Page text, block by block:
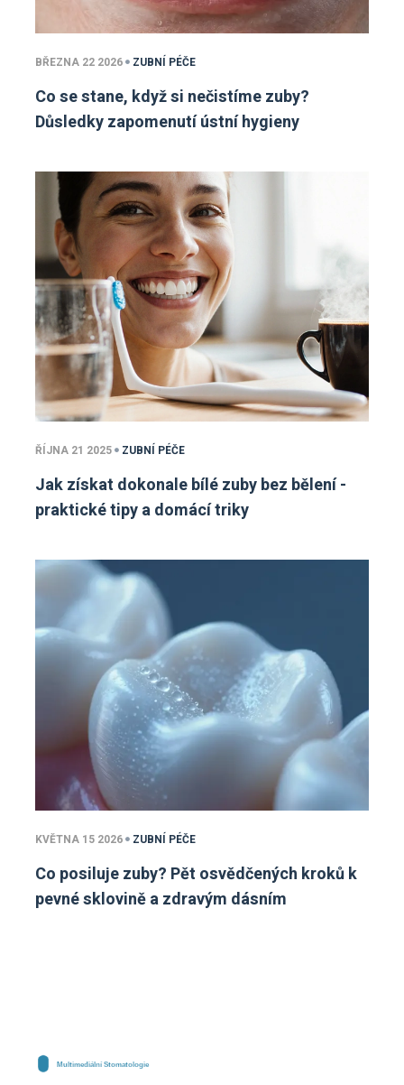
BŘEZNA 22 2026 ZUBNÍ PÉČE
Co se stane, když si nečistíme zuby?
Důsledky zapomenutí ústní hygieny
ŘÍJNA 21 2025 ZUBNÍ PÉČE
Jak získat dokonale bílé zuby bez bělení -
praktické tipy a domácí triky
KVĚTNA 15 2026 ZUBNÍ PÉČE
Co posiluje zuby? Pět osvědčených kroků k
pevné sklovině a zdravým dásním